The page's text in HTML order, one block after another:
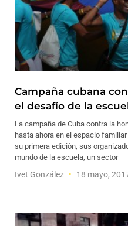
Campaña cubana
el desafío de la
La campaña de Cuba contra la
hasta ahora en el espacio
su primera edición, sus
mundo de la escuela, un sector
Ivet González 18 mayo,